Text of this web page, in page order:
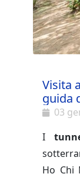
Visita
guida
03
I
Ho Chi